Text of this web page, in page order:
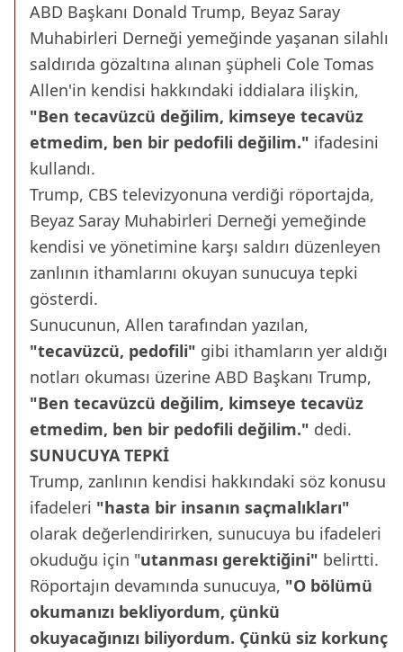
ABD Başkanı Donald Trump, Beyaz Saray
Muhabirleri Derneği yemeğinde yaşanan silahlı
saldırıda gözaltına alınan şüpheli Cole Tomas
Allen'in kendisi hakkındaki iddialara ilişkin,
"Ben tecavüzcü değilim, kimseye tecavüz
etmedim, ben bir pedofili değilim." ifadesini
kullandı.
Trump, CBS televizyonuna verdiği röportajda,
Beyaz Saray Muhabirleri Derneği yemeğinde
kendisi ve yönetimine karşı saldırı düzenleyen
zanlının ithamlarını okuyan sunucuya tepki
gösterdi.
Sunucunun, Allen tarafından yazılan,
"tecavüzcü, pedofili" gibi ithamların yer aldığı
notları okuması üzerine ABD Başkanı Trump​​​​​​​,
"Ben tecavüzcü değilim, kimseye tecavüz
etmedim, ben bir pedofili değilim." dedi.
SUNUCUYA TEPKİ
Trump, zanlının kendisi hakkındaki söz konusu
ifadeleri "hasta bir insanın saçmalıkları"
olarak değerlendirirken, sunucuya bu ifadeleri
okuduğu için "utanması gerektiğini" belirtti.
Röportajın devamında sunucuya, "O bölümü
okumanızı bekliyordum, çünkü
okuyacağınızı biliyordum. Çünkü siz korkunç